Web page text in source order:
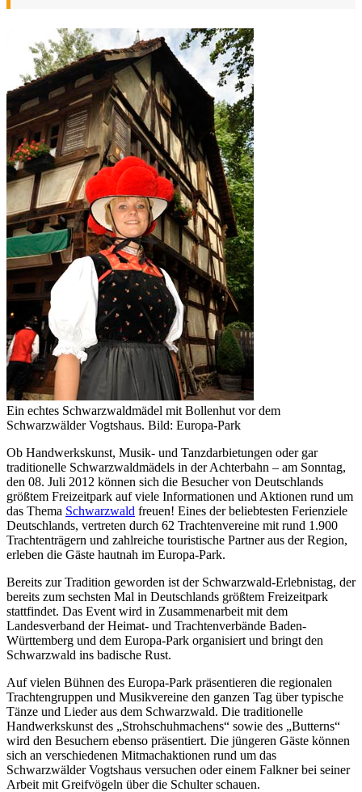
Ein echtes Schwarzwaldmädel mit Bollenhut vor dem
Schwarzwälder Vogtshaus. Bild: Europa-Park
Ob Handwerkskunst, Musik- und Tanzdarbietungen oder gar
traditionelle Schwarzwaldmädels in der Achterbahn – am Sonntag,
den 08. Juli 2012 können sich die Besucher von Deutschlands
größtem Freizeitpark auf viele Informationen und Aktionen rund um
das Thema Schwarzwald freuen! Eines der beliebtesten Ferienziele
Deutschlands, vertreten durch 62 Trachtenvereine mit rund 1.900
Trachtenträgern und zahlreiche touristische Partner aus der Region,
erleben die Gäste hautnah im Europa-Park.
Bereits zur Tradition geworden ist der Schwarzwald-Erlebnistag, der
bereits zum sechsten Mal in Deutschlands größtem Freizeitpark
stattfindet. Das Event wird in Zusammenarbeit mit dem
Landesverband der Heimat- und Trachtenverbände Baden-
Württemberg und dem Europa-Park organisiert und bringt den
Schwarzwald ins badische Rust.
Auf vielen Bühnen des Europa-Park präsentieren die regionalen
Trachtengruppen und Musikvereine den ganzen Tag über typische
Tänze und Lieder aus dem Schwarzwald. Die traditionelle
Handwerkskunst des „Strohschuhmachens“ sowie des „Butterns“
wird den Besuchern ebenso präsentiert. Die jüngeren Gäste können
sich an verschiedenen Mitmachaktionen rund um das
Schwarzwälder Vogtshaus versuchen oder einem Falkner bei seiner
Arbeit mit Greifvögeln über die Schulter schauen.